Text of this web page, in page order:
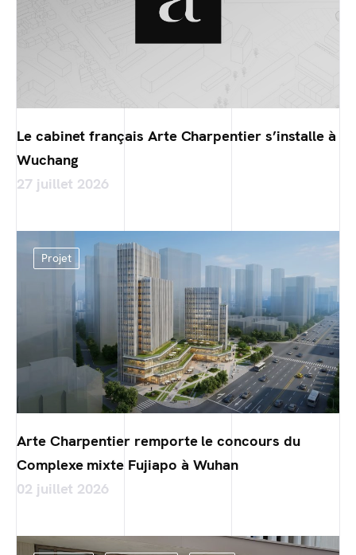
Le cabinet français Arte Charpentier s’installe à
Wuchang
27 juillet 2026
Projet
Arte Charpentier remporte le concours du
Complexe mixte Fujiapo à Wuhan
02 juillet 2026